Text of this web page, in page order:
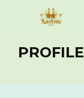
PROFILE